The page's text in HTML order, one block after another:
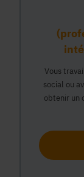
Vous
social ou
obtenir un